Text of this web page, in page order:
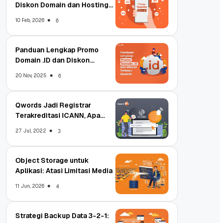
Diskon Domain dan Hosting
10 Feb, 2026 6
Panduan Lengkap Promo
Domain .ID dan Diskon
20 Nov, 2025 6
Qwords Jadi Registrar
Terakreditasi ICANN, Apa
27 Jul, 2022 3
Object Storage untuk
Aplikasi: Atasi Limitasi Media
11 Jun, 2026 4
Strategi Backup Data 3-2-1: